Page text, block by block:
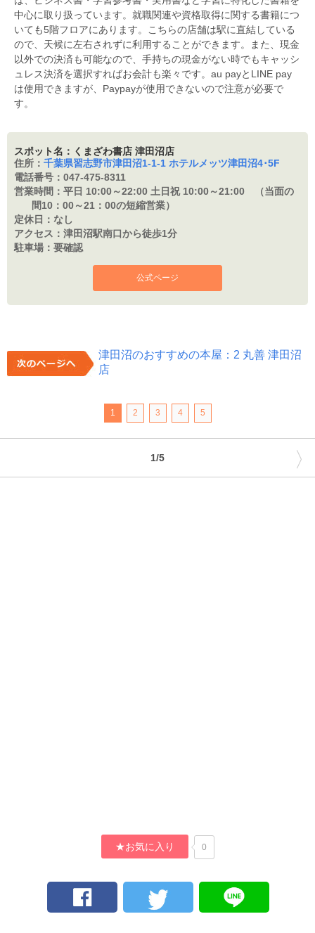
中心に取り扱っています。就職関連や資格取得に関する書籍につ
いても5階フロアにあります。こちらの店舗は駅に直結している
ので、天候に左右されずに利用することができます。また、現金
以外での決済も可能なので、手持ちの現金がない時でもキャッシ
ュレス決済を選択すればお会計も楽々です。au payとLINE pay
は使用できますが、Paypayが使用できないので注意が必要で
す。
スポット名：くまざわ書店 津田沼店
住所： 千葉県習志野市津田沼1-1-1 ホテルメッツ津田沼4･5F
電話番号： 047-475-8311
営業時間： 平日 10:00～22:00 土日祝 10:00～21:00 （当面の
間10：00～21：00の短縮営業）
定休日： なし
アクセス： 津田沼駅南口から徒歩1分
駐車場： 要確認
公式ページ
津田沼のおすすめの本屋：2 丸善 津田沼
店
1 2 3 4 5
1/5 〉
★お気に入り 0